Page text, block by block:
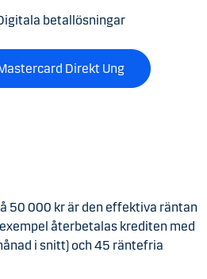
betallösningar
Direkt Ung
50 000 kr är den effektiva räntan
återbetalas krediten med
i snitt) och 45 räntefria